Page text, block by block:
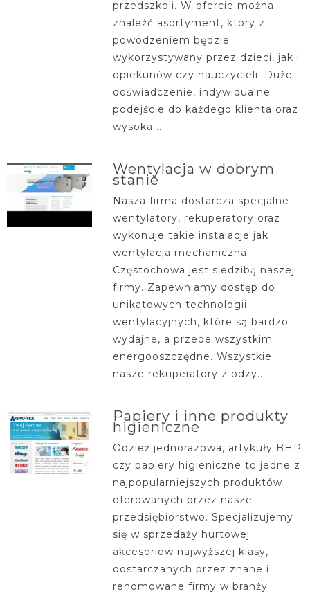
przedszkoli. W ofercie można
znaleźć asortyment, który z
powodzeniem będzie
wykorzystywany przez dzieci, jak i
opiekunów czy nauczycieli. Duże
doświadczenie, indywidualne
podejście do każdego klienta oraz
wysoka ...
Wentylacja w dobrym
stanie
Nasza firma dostarcza specjalne
wentylatory, rekuperatory oraz
wykonuje takie instalacje jak
wentylacja mechaniczna.
Częstochowa jest siedzibą naszej
firmy. Zapewniamy dostęp do
unikatowych technologii
wentylacyjnych, które są bardzo
wydajne, a przede wszystkim
energooszczędne. Wszystkie
nasze rekuperatory z odzy...
Papiery i inne produkty
higieniczne
Odzież jednorazowa, artykuły BHP
czy papiery higieniczne to jedne z
najpopularniejszych produktów
oferowanych przez nasze
przedsiębiorstwo. Specjalizujemy
się w sprzedaży hurtowej
akcesoriów najwyższej klasy,
dostarczanych przez znane i
renomowane firmy w branży